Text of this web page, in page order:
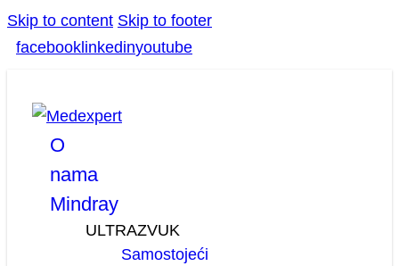
Skip to content Skip to footer
facebook linkedinyoutube
O
nama
Mindray
ULTRAZVUK
Samostojeći